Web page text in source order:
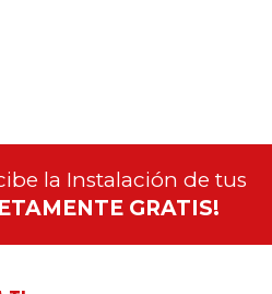
la Instalación de tus
GRATIS!